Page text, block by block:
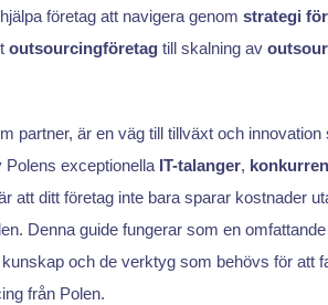
företag att navigera genom strategi för
outsourcingföretagtill skalning av
partner, är en väg till tillväxt och innovation
Polens exceptionella IT-talanger,
att ditt företag inte bara sparar kostnader
Denna guide fungerar som en
och de verktyg som behövs för att
från Polen.